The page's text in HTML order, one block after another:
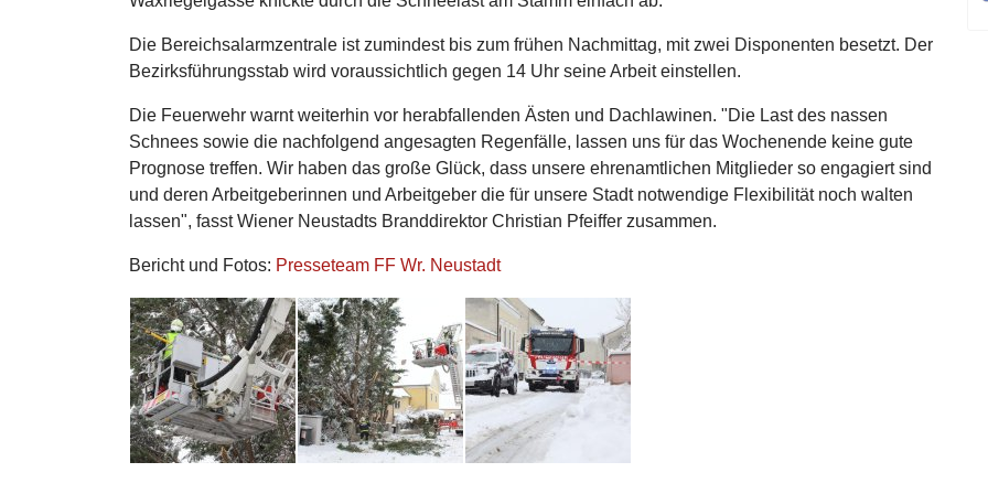
Die Bereichsalarmzentrale ist zumindest bis zum frühen Nachmittag, mit zwei Disponenten besetzt. Der
Bezirksführungsstab wird voraussichtlich gegen 14 Uhr seine Arbeit einstellen.
Die Feuerwehr warnt weiterhin vor herabfallenden Ästen und Dachlawinen. "Die Last des nassen
Schnees sowie die nachfolgend angesagten Regenfälle, lassen uns für das Wochenende keine gute
Prognose treffen. Wir haben das große Glück, dass unsere ehrenamtlichen Mitglieder so engagiert sind
und deren Arbeitgeberinnen und Arbeitgeber die für unsere Stadt notwendige Flexibilität noch walten
lassen", fasst Wiener Neustadts Branddirektor Christian Pfeiffer zusammen.
Bericht und Fotos: Presseteam FF Wr. Neustadt